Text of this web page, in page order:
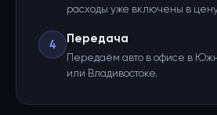
расходы уже включены в
4 Передача
Передаём авто в офисе в
или Владивостоке.